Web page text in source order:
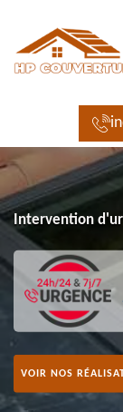
Intervention
VOIR NOS